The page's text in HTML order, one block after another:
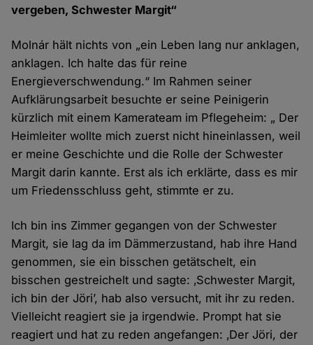
vergeben, Schwester Margit“
Molnár hält nichts von „ein Leben lang nur anklagen,
anklagen. Ich halte das für reine
Energieverschwendung.“ Im Rahmen seiner
Aufklärungsarbeit besuchte er seine Peinigerin
kürzlich mit einem Kamerateam im Pflegeheim: „ Der
Heimleiter wollte mich zuerst nicht hineinlassen, weil
er meine Geschichte und die Rolle der Schwester
Margit darin kannte. Erst als ich erklärte, dass es mir
um Friedensschluss geht, stimmte er zu.
Ich bin ins Zimmer gegangen von der Schwester
Margit, sie lag da im Dämmerzustand, hab ihre Hand
genommen, sie ein bisschen getätschelt, ein
bisschen gestreichelt und sagte: ‚Schwester Margit,
ich bin der Jöri’, hab also versucht, mit ihr zu reden.
Vielleicht reagiert sie ja irgendwie. Prompt hat sie
reagiert und hat zu reden angefangen: ‚Der Jöri, der